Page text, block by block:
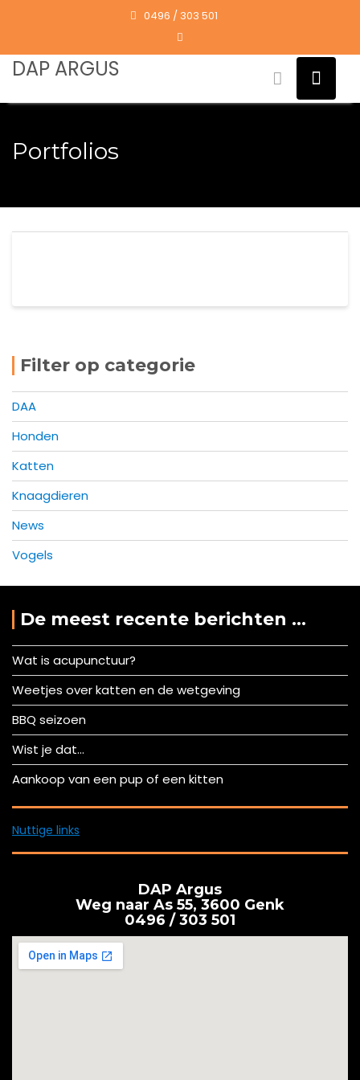
0496 / 303 501
DAP ARGUS
Portfolios
Filter op categorie
DAA
Honden
Katten
Knaagdieren
News
Vogels
De meest recente berichten …
Wat is acupunctuur?
Weetjes over katten en de wetgeving
BBQ seizoen
Wist je dat…
Aankoop van een pup of een kitten
Nuttige links
DAP Argus
Weg naar As 55, 3600 Genk
0496 / 303 501